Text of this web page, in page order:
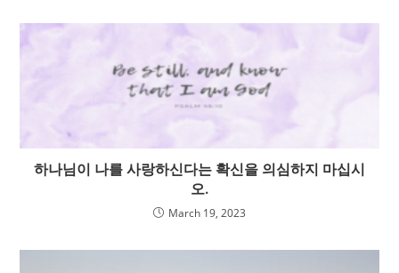
하나님이 나를 사랑하신다는 확신을 의심하지 마십시
오.
March 19, 2023